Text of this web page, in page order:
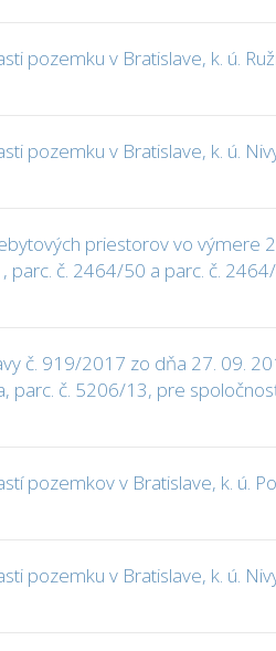
pozemku v Bratislave, k. ú.
pozemku v Bratislave, k. ú.
priestorov vo výmere
parc. č. 2464/50 a parc. č.
č. 919/2017 zo dňa 27. 09.
č. 5206/13, pre
pozemkov v Bratislave, k. ú.
pozemku v Bratislave, k. ú.